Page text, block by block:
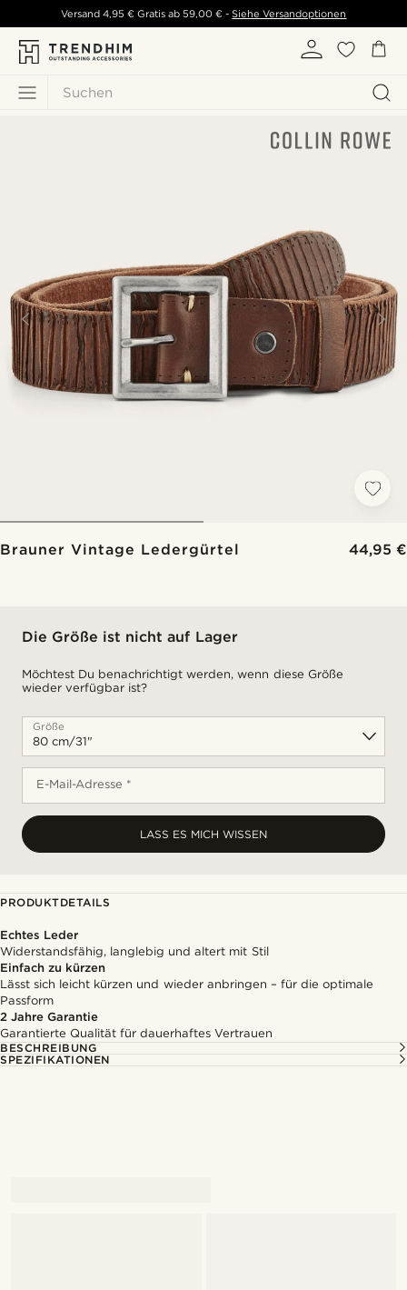
Suchen
Versand 4,95 € Gratis ab 59,00 € - Siehe Versandoptionen
Brauner Vintage Ledergürtel 44,95 €
Die Größe ist nicht auf Lager
Möchtest Du benachrichtigt werden, wenn diese Größe
wieder verfügbar ist?
Größe
E-Mail-Adresse *
LASS ES MICH WISSEN
PRODUKTDETAILS
Echtes Leder
Widerstandsfähig, langlebig und altert mit Stil
Einfach zu kürzen
Lässt sich leicht kürzen und wieder anbringen – für die optimale
Passform
2 Jahre Garantie
Garantierte Qualität für dauerhaftes Vertrauen
BESCHREIBUNG
SPEZIFIKATIONEN